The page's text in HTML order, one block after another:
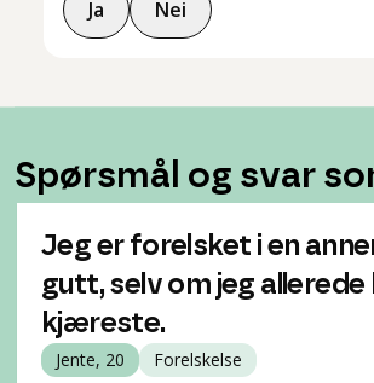
Ja Nei
Spørsmål og svar
Jeg er forelsket i en
gutt, selv om jeg allerede
kjæreste.
Jente, 20 Forelskelse